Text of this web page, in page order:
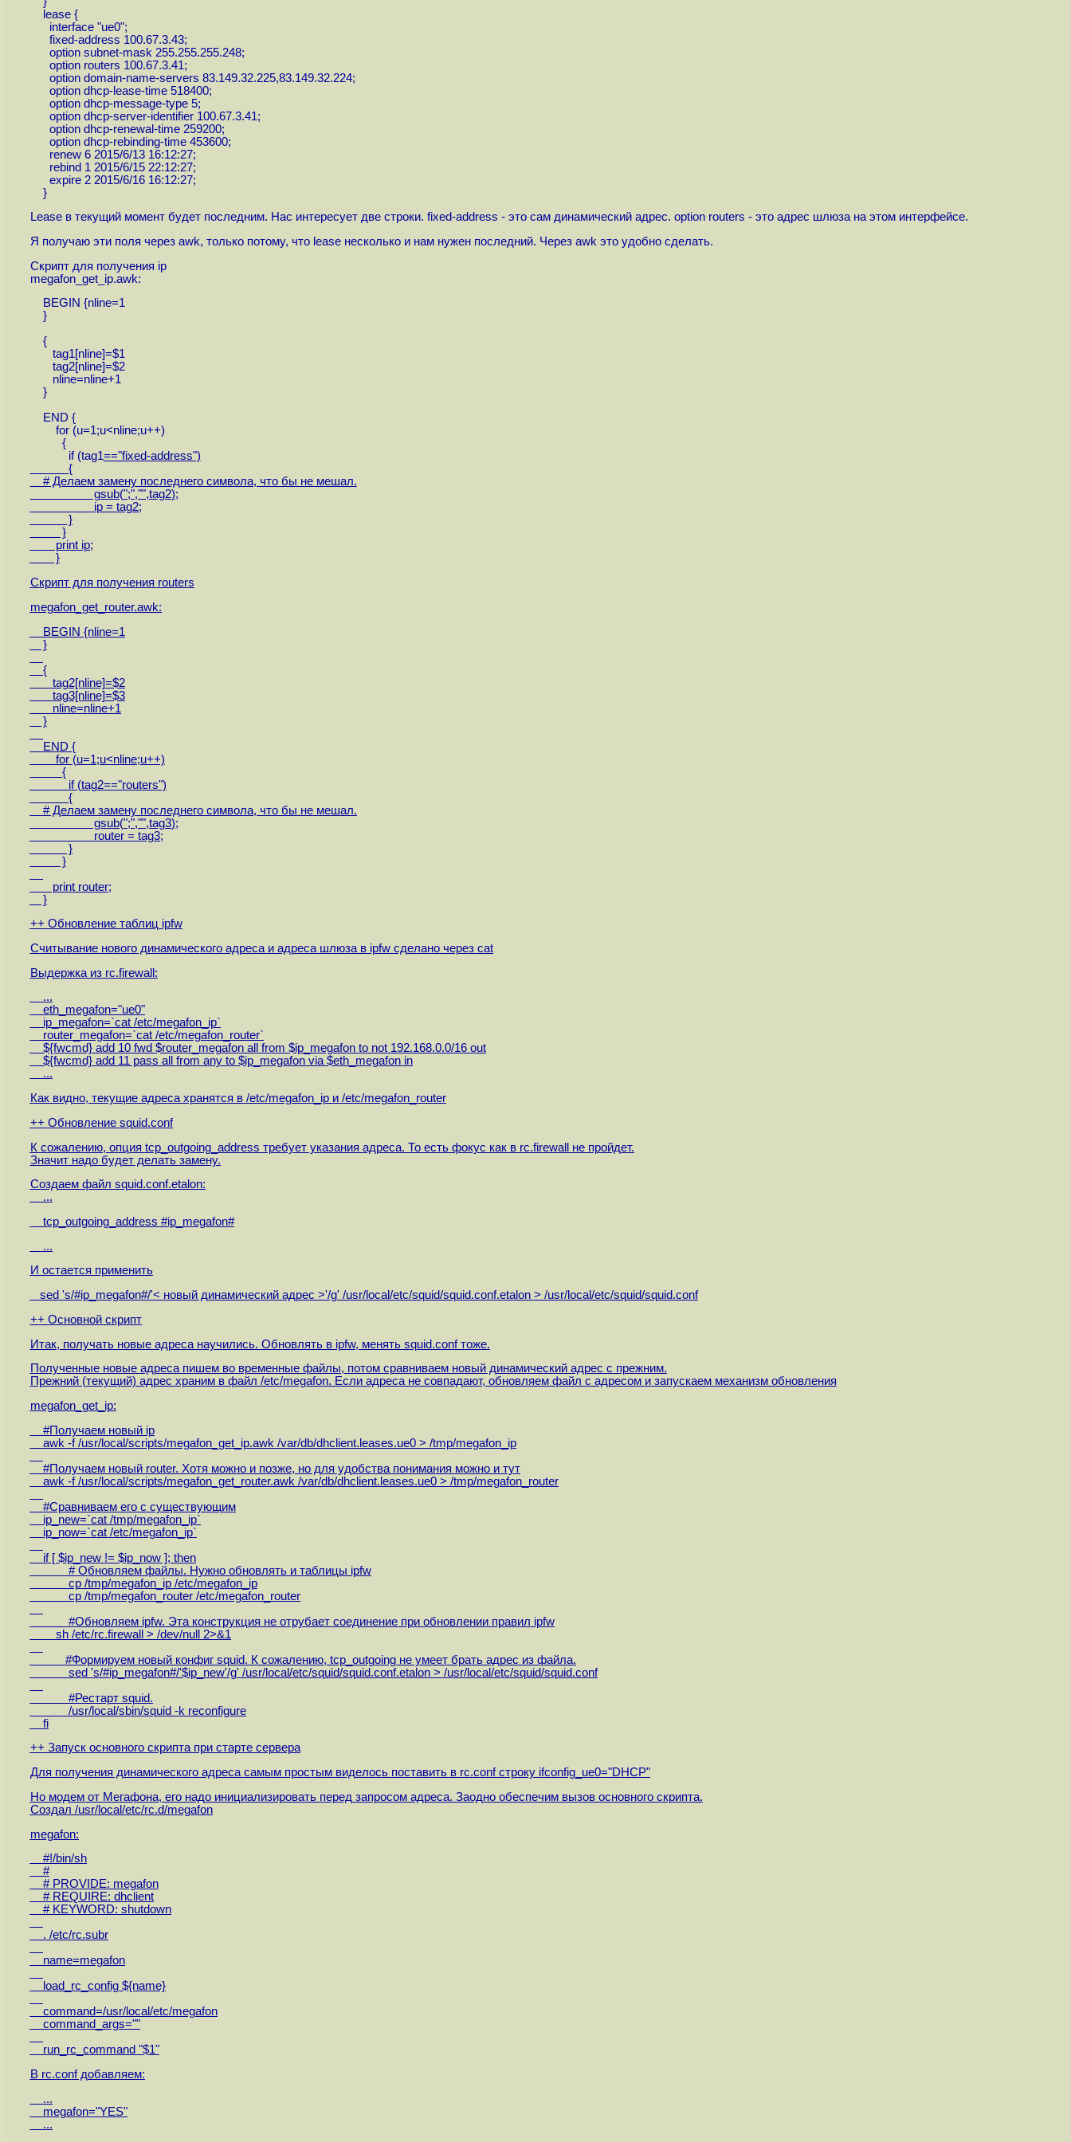
lease {
interface "ue0";
fixed-address 100.67.3.43;
option subnet-mask 255.255.255.248;
option routers 100.67.3.41;
option domain-name-servers 83.149.32.225,83.149.32.224;
option dhcp-lease-time 518400;
option dhcp-message-type 5;
option dhcp-server-identifier 100.67.3.41;
option dhcp-renewal-time 259200;
option dhcp-rebinding-time 453600;
renew 6 2015/6/13 16:12:27;
rebind 1 2015/6/15 22:12:27;
expire 2 2015/6/16 16:12:27;
}
Lease в текущий момент будет последним. Нас интересует две строки. fixed-address - это сам динамический адрес. option routers - это адрес шлюза на этом интерфейсе.
Я получаю эти поля через awk, только потому, что lease несколько и нам нужен последний. Через awk это удобно сделать.
Скрипт для получения ip
megafon_get_ip.awk:
BEGIN {nline=1
}
{
tag1[nline]=$1
tag2[nline]=$2
nline=nline+1
}
END {
for (u=1;u<nline;u++)
{
if (tag1=="fixed-address")
{
# Делаем замену последнего символа, что бы не мешал.
gsub(";","",tag2);
ip = tag2;
}
}
print ip;
}
Скрипт для получения routers
megafon_get_router.awk:
BEGIN {nline=1
}
{
tag2[nline]=$2
tag3[nline]=$3
nline=nline+1
}
END {
for (u=1;u<nline;u++)
{
if (tag2=="routers")
{
# Делаем замену последнего символа, что бы не мешал.
gsub(";","",tag3);
router = tag3;
}
}
print router;
}
++ Обновление таблиц ipfw
Считывание нового динамического адреса и адреса шлюза в ipfw сделано через cat
Выдержка из rc.firewall:
...
eth_megafon="ue0"
ip_megafon=`cat /etc/megafon_ip`
router_megafon=`cat /etc/megafon_router`
${fwcmd} add 10 fwd $router_megafon all from $ip_megafon to not 192.168.0.0/16 out
${fwcmd} add 11 pass all from any to $ip_megafon via $eth_megafon in
...
Как видно, текущие адреса хранятся в /etc/megafon_ip и /etc/megafon_router
++ Обновление squid.conf
К сожалению, опция tcp_outgoing_address требует указания адреса. То есть фокус как в rc.firewall не пройдет.
Значит надо будет делать замену.
Создаем файл squid.conf.etalon:
...
tcp_outgoing_address #ip_megafon#
...
И остается применить
sed 's/#ip_megafon#/'< новый динамический адрес >'/g' /usr/local/etc/squid/squid.conf.etalon > /usr/local/etc/squid/squid.conf
++ Основной скрипт
Итак, получать новые адреса научились. Обновлять в ipfw, менять squid.conf тоже.
Полученные новые адреса пишем во временные файлы, потом сравниваем новый динамический адрес с прежним.
Прежний (текущий) адрес храним в файл /etc/megafon. Если адреса не совпадают, обновляем файл с адресом и запускаем механизм обновления
megafon_get_ip:
#Получаем новый ip
awk -f /usr/local/scripts/megafon_get_ip.awk /var/db/dhclient.leases.ue0 > /tmp/megafon_ip
#Получаем новый router. Хотя можно и позже, но для удобства понимания можно и тут
awk -f /usr/local/scripts/megafon_get_router.awk /var/db/dhclient.leases.ue0 > /tmp/megafon_router
#Сравниваем его с существующим
ip_new=`cat /tmp/megafon_ip`
ip_now=`cat /etc/megafon_ip`
if [ $ip_new != $ip_now ]; then
# Обновляем файлы. Нужно обновлять и таблицы ipfw
cp /tmp/megafon_ip /etc/megafon_ip
cp /tmp/megafon_router /etc/megafon_router
#Обновляем ipfw. Эта конструкция не отрубает соединение при обновлении правил ipfw
sh /etc/rc.firewall > /dev/null 2>&1
#Формируем новый конфиг squid. К сожалению, tcp_outgoing не умеет брать адрес из файла.
sed 's/#ip_megafon#/'$ip_new'/g' /usr/local/etc/squid/squid.conf.etalon > /usr/local/etc/squid/squid.conf
#Рестарт squid.
/usr/local/sbin/squid -k reconfigure
fi
++ Запуск основного скрипта при старте сервера
Для получения динамического адреса самым простым виделось поставить в rc.conf строку ifconfig_ue0="DHCP"
Но модем от Мегафона, его надо инициализировать перед запросом адреса. Заодно обеспечим вызов основного скрипта.
Создал /usr/local/etc/rc.d/megafon
megafon:
#!/bin/sh
#
# PROVIDE: megafon
# REQUIRE: dhclient
# KEYWORD: shutdown
. /etc/rc.subr
name=megafon
load_rc_config ${name}
command=/usr/local/etc/megafon
command_args=""
run_rc_command "$1"
В rc.conf добавляем:
...
megafon="YES"
...